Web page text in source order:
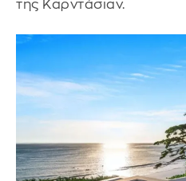
της Καρντάσιαν.